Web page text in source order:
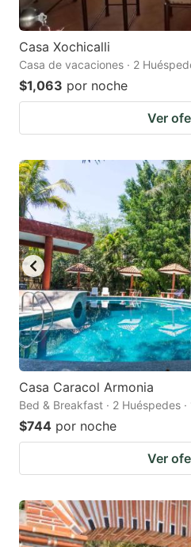
Casa Xochicalli
Casa de vacaciones · 2
$1,063 por noche
Ver
Casa Caracol Armonia
Bed & Breakfast · 2 Huéspedes
$744 por noche
Ver